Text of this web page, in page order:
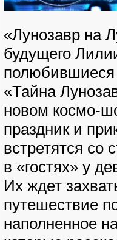
«Лунозавр на
будущего
полюбившиеся
«Тайна
новом космо-
праздник и
встретятся
в «гостях» у
Их ждет
путешествие
наполненное